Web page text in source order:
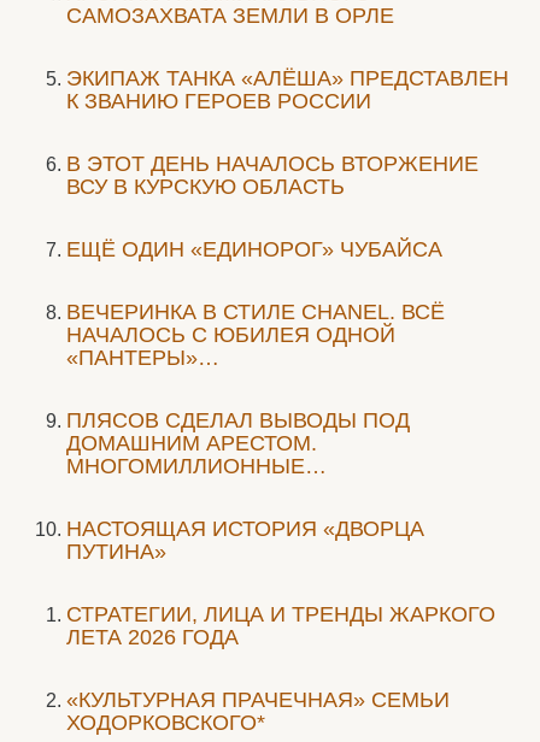
САМОЗАХВАТА ЗЕМЛИ В ОРЛЕ
ЭКИПАЖ ТАНКА «АЛЁША» ПРЕДСТАВЛЕН
К ЗВАНИЮ ГЕРОЕВ РОССИИ
В ЭТОТ ДЕНЬ НАЧАЛОСЬ ВТОРЖЕНИЕ
ВСУ В КУРСКУЮ ОБЛАСТЬ
ЕЩЁ ОДИН «ЕДИНОРОГ» ЧУБАЙСА
ВЕЧЕРИНКА В СТИЛЕ СHANEL. ВСЁ
НАЧАЛОСЬ С ЮБИЛЕЯ ОДНОЙ
«ПАНТЕРЫ»…
ПЛЯСОВ СДЕЛАЛ ВЫВОДЫ ПОД
ДОМАШНИМ АРЕСТОМ.
МНОГОМИЛЛИОННЫЕ…
НАСТОЯЩАЯ ИСТОРИЯ «ДВОРЦА
ПУТИНА»
СТРАТЕГИИ, ЛИЦА И ТРЕНДЫ ЖАРКОГО
ЛЕТА 2026 ГОДА
«КУЛЬТУРНАЯ ПРАЧЕЧНАЯ» СЕМЬИ
ХОДОРКОВСКОГО*